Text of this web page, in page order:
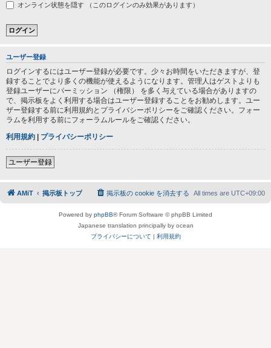
オンライン状態を隠す （このログインのみ効果があります）
ユーザー登録
ログインするにはユーザー登録が必要です。少々お時間をいただきますが、登
録することでより多くの機能が使えるようになります。管理人はゲストよりも
登録ユーザーにパーミッション （権限） を多く与えている場合がありますの
で、掲示板をよく利用する場合はユーザー登録することをお勧めします。ユー
ザー登録する前に利用規約とプライバシーポリシーをご確認ください。フォー
ラムを利用する前にフォーラムルールをご確認ください。
利用規約 | プライバシーポリシー
ユーザー登録
AMiT 掲示板トップ All times are UTC+09:00
掲示板の cookie を消去する
Powered by phpBB® Forum Software © phpBB Limited
Japanese translation principally by ocean
プライバシーについて | 利用規約